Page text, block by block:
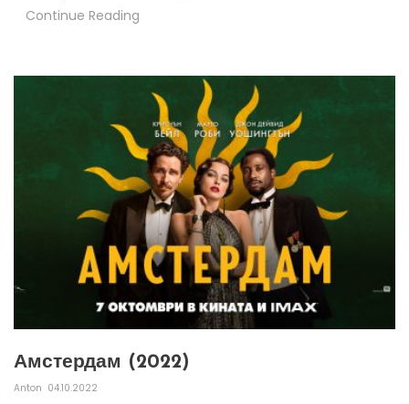
Continue Reading
Амстердам (2022)
Anton 04.10.2022